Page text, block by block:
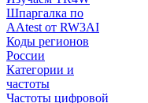
Шпаргалка по
AAtest от RW3AI
Коды регионов
России
Категории и
частоты
Частоты цифровой